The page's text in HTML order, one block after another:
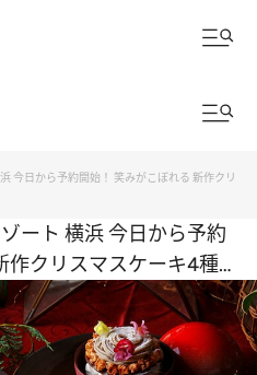
今日から予約開始！ 笑みがこぼれる 新作クリ
今日から予約